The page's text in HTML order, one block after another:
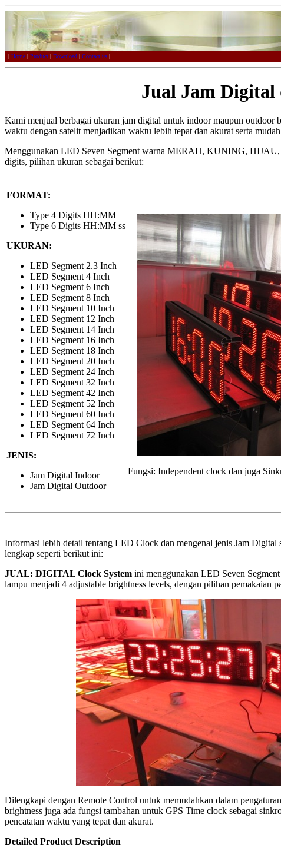
| Home | Product | Download | Contact us |
Jual Jam Digital
Kami menjual berbagai ukuran jam digital untuk indoor maupun outdoor
waktu dengan satelit menjadikan waktu lebih tepat dan akurat serta
Menggunakan LED Seven Segment warna MERAH, KUNING,
digits, pilihan ukuran sebagai berikut:
FORMAT:
Type 4 Digits HH:MM
Type 6 Digits HH:MM ss
UKURAN:
LED Segment 2.3 Inch
LED Segment 4 Inch
LED Segment 6 Inch
LED Segment 8 Inch
LED Segment 10 Inch
LED Segment 12 Inch
LED Segment 14 Inch
LED Segment 16 Inch
LED Segment 18 Inch
LED Segment 20 Inch
LED Segment 24 Inch
LED Segment 32 Inch
LED Segment 42 Inch
LED Segment 52 Inch
LED Segment 60 Inch
LED Segment 64 Inch
LED Segment 72 Inch
JENIS:
Jam Digital Indoor
Jam Digital Outdoor
Fungsi: Independent clock dan juga
Informasi lebih detail tentang LED Clock dan mengenal jenis Jam Digital
lengkap seperti berikut ini:
JUAL: DIGITAL Clock System ini menggunakan LED Seven
lampu menjadi 4 adjustable brightness levels, dengan pilihan pemakaian
Dilengkapi dengan Remote Control untuk memudahkan dalam
brightness juga ada fungsi tambahan untuk GPS Time clock sebagai
pencatatan waktu yang tepat dan akurat.
Detailed Product Description